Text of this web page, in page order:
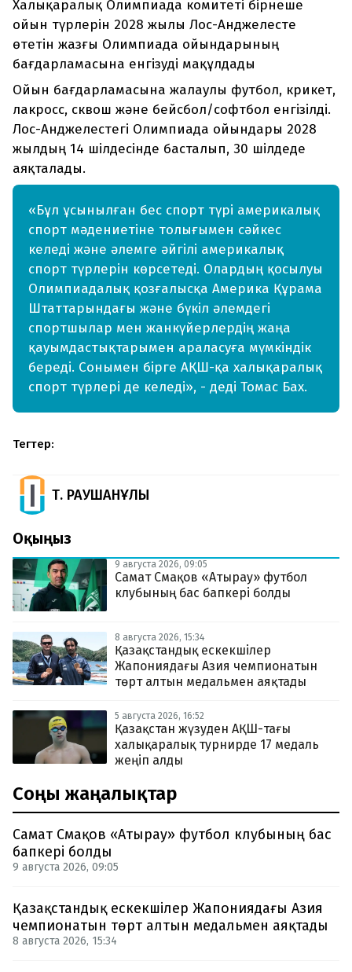
Халықаралық Олимпиада комитеті бірнеше
ойын түрлерін 2028 жылы Лос-Анджелесте
өтетін жазғы Олимпиада ойындарының
бағдарламасына енгізуді мақұлдады
Ойын бағдарламасына жалаулы футбол, крикет,
лакросс, сквош және бейсбол/софтбол енгізілді.
Лос-Анджелестегі Олимпиада ойындары 2028
жылдың 14 шілдесінде басталып, 30 шілдеде
аяқталады.
«Бұл ұсынылған бес спорт түрі америкалық
спорт мәдениетіне толығымен сәйкес
келеді және әлемге әйгілі америкалық
спорт түрлерін көрсетеді. Олардың қосылуы
Олимпиадалық қозғалысқа Америка Құрама
Штаттарындағы және бүкіл әлемдегі
спортшылар мен жанкүйерлердің жаңа
қауымдастықтарымен араласуға мүмкіндік
береді. Сонымен бірге АҚШ-қа халықаралық
спорт түрлері де келеді», - деді Томас Бах.
Тегтер:
Т. РАУШАНҰЛЫ
Оқыңыз
9 августа 2026, 09:05
Самат Смақов «Атырау» футбол
клубының бас бапкері болды
8 августа 2026, 15:34
Қазақстандық ескекшілер
Жапониядағы Азия чемпионатын
төрт алтын медальмен аяқтады
5 августа 2026, 16:52
Қазақстан жүзуден АҚШ-тағы
халықаралық турнирде 17 медаль
жеңіп алды
Соңғы жаңалықтар
Самат Смақов «Атырау» футбол клубының бас
бапкері болды
9 августа 2026, 09:05
Қазақстандық ескекшілер Жапониядағы Азия
чемпионатын төрт алтын медальмен аяқтады
8 августа 2026, 15:34